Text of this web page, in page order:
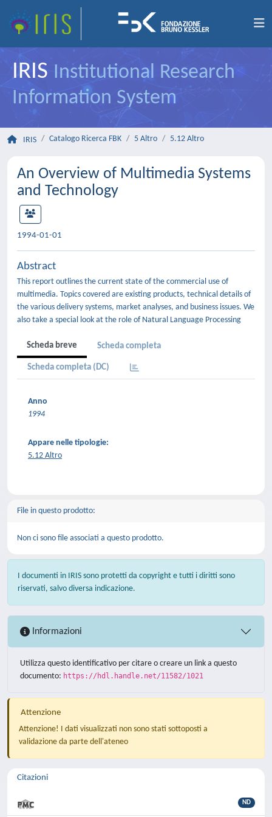
IRIS Institutional Research
Information System
IRIS Catalogo Ricerca FBK 5 Altro 5.12 Altro
An Overview of Multimedia Systems
and Technology
1994-01-01
Abstract
This report outlines the current state of the commercial use of
multimedia. Topics covered are existing products, technical details of
the various delivery systems, market analyses, and business issues. We
also take a special look at the role of Natural Language Processing
Scheda breve Scheda completa
Scheda completa (DC)
Anno
1994
Appare nelle tipologie:
5.12 Altro
File in questo prodotto:
Non ci sono file associati a questo prodotto.
I documenti in IRIS sono protetti da copyright e tutti i diritti sono
riservati, salvo diversa indicazione.
Informazioni
Utilizza questo identificativo per citare o creare un link a questo
documento: https://hdl.handle.net/11582/1021
Attenzione
Attenzione! I dati visualizzati non sono stati sottoposti a
validazione da parte dell'ateneo
Citazioni
ND